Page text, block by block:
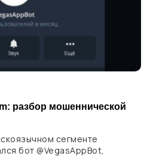
разбор мошеннической
сегменте
бот @VegasAppBot,